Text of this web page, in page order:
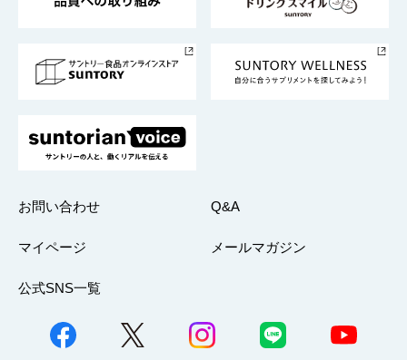
採用情報
お問い合わせ Q&A
マイページ メールマガジン
公式SNS一覧